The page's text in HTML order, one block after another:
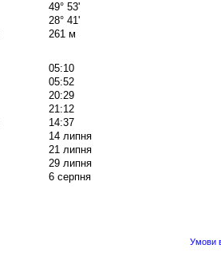
49° 53'
28° 41'
261 м
05:10
05:52
20:29
21:12
14:37
14 липня
21 липня
29 липня
6 серпня
Умови